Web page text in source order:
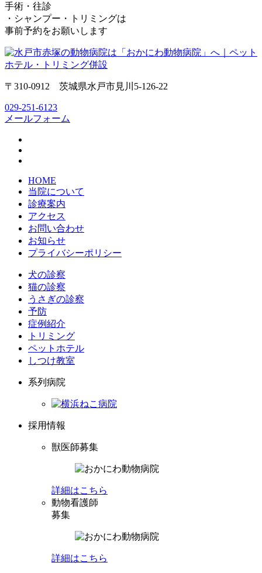
手術・往診
・シャンプー・トリミングは
事前予約をお願いします
〒310-0912 茨城県水戸市見川5-126-22
029-251-6123
メールフォーム
HOME
当院について
診療案内
アクセス
お問い合わせ
お知らせ
プライバシーポリシー
犬の診察
猫の診察
うさぎの診察
予防
症例紹介
トリミング
ペットホテル
しつけ教室
系列病院
採用情報
獣医師募集
詳細はこちら
動物看護師
募集
詳細はこちら